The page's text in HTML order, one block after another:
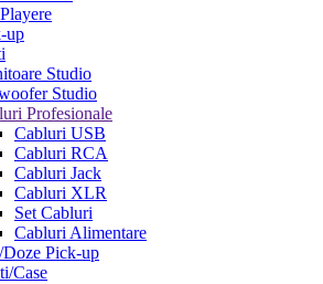
up
Studio
Studio
Profesionale
Cabluri USB
Cabluri RCA
Cabluri Jack
Cabluri XLR
Set Cabluri
Cabluri Alimentare
Doze Pick-up
Case